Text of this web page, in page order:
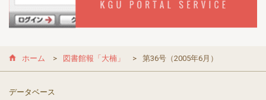
ホーム 図書館報「大楠」 第36号（2005年6月）
データベース